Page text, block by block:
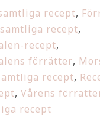
recept,
recept,
recept,
förrätter,
recept,
, Vårens
recept